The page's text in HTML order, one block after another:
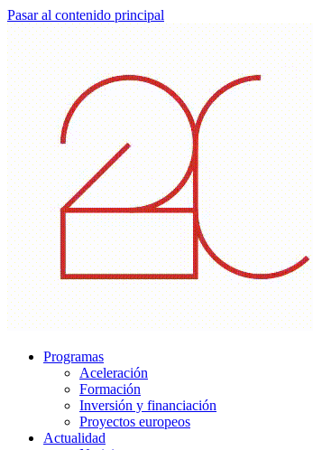
Pasar al contenido principal
Programas
Aceleración
Formación
Inversión y financiación
Proyectos europeos
Actualidad